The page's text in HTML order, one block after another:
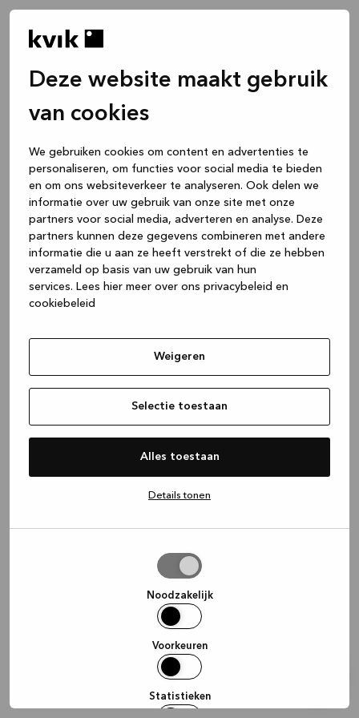
Deze website maakt gebruik
van cookies
We gebruiken cookies om content en advertenties te
personaliseren, om functies voor social media te bieden
en om ons websiteverkeer te analyseren. Ook delen we
informatie over uw gebruik van onze site met onze
partners voor social media, adverteren en analyse. Deze
partners kunnen deze gegevens combineren met andere
informatie die u aan ze heeft verstrekt of die ze hebben
verzameld op basis van uw gebruik van hun
services. Lees hier meer over ons privacybeleid en
cookiebeleid
Weigeren
Selectie toestaan
Alles toestaan
Details tonen
Noodzakelijk
Voorkeuren
Statistieken
(see the browser console for more
information).